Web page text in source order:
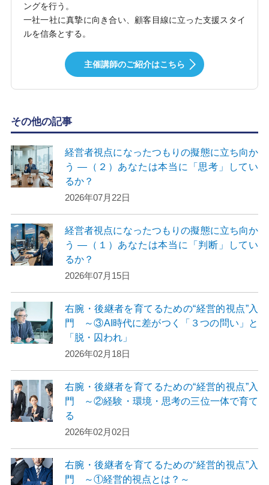
ングを行う。
一社一社に真摯に向き合い、顧客目線に立った支援スタイ
ルを信条とする。
主催講師のご紹介はこちら
その他の記事
経営者視点になったつもりの擬態に立ち向か
う ―（２）あなたは本当に「思考」してい
るか？
2026年07月22日
経営者視点になったつもりの擬態に立ち向か
う ―（１）あなたは本当に「判断」してい
るか？
2026年07月15日
右腕・後継者を育てるための“経営的視点”入
門 ～③AI時代に差がつく「３つの問い」と
「脱・囚われ」
2026年02月18日
右腕・後継者を育てるための“経営的視点”入
門 ～②経験・環境・思考の三位一体で育て
る
2026年02月02日
右腕・後継者を育てるための“経営的視点”入
門 ～①経営的視点とは？～